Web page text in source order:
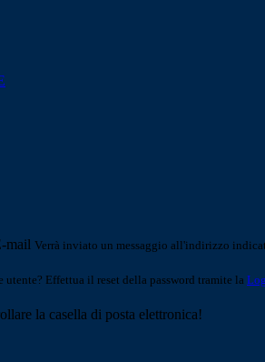
mail Verrà inviato un messaggio all'indirizzo
utente? Effettua il reset della password tramite la
la casella di posta elettronica!